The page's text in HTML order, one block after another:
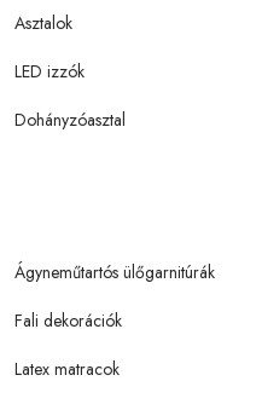
Asztalok
LED izzók
Dohányzóasztal
Ágyneműtartós ülőgarnitúrák
Fali dekorációk
Latex matracok